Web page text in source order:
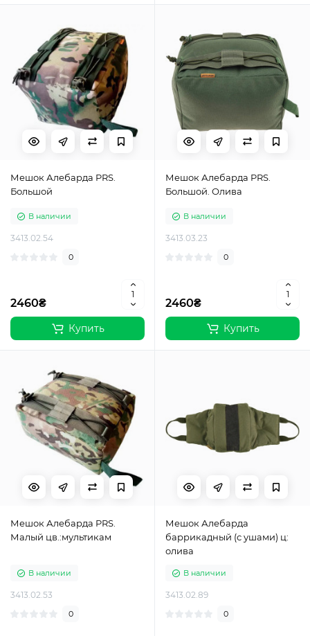
Мешок Алебарда PRS.
Большой
В наличии
3413.02.54
0
2460₴
Купить
Мешок Алебарда PRS.
Большой. Олива
В наличии
3413.03.23
0
2460₴
Купить
Мешок Алебарда PRS.
Малый цв.:мультикам
В наличии
3413.02.53
0
Мешок Алебарда
баррикадный (с ушами) ц:
олива
В наличии
3413.02.89
0